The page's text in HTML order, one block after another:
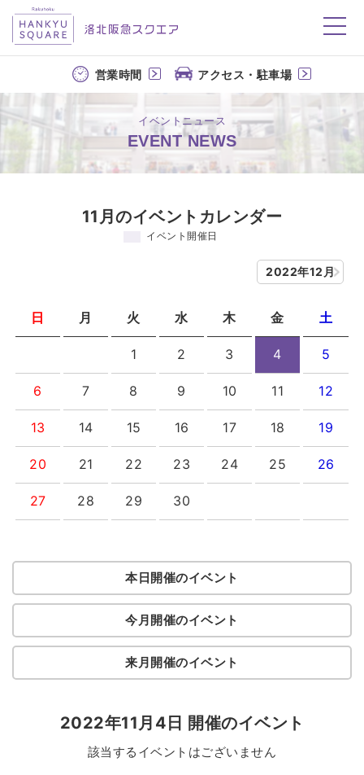
洛北阪急スクエア
営業時間 アクセス・駐車場
イベントニュース
EVENT NEWS
11月のイベントカレンダー
イベント開催日
2022年12月
日 月 火 水 木 金 土
1 2 3 4 5
6 7 8 9 10 11 12
13 14 15 16 17 18 19
20 21 22 23 24 25 26
27 28 29 30
本日開催のイベント
今月開催のイベント
来月開催のイベント
2022年11月4日 開催のイベント
該当するイベントはございません